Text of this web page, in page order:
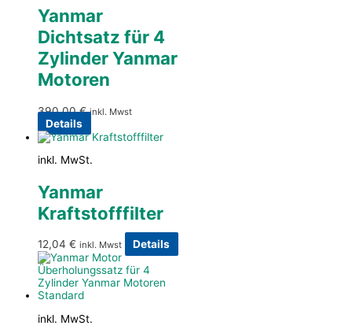
Yanmar
Dichtsatz für 4
Zylinder Yanmar
Motoren
390,00€ inkl. Mwst
Details
inkl. MwSt.
Yanmar
Kraftstofffilter
12,04 € inkl. Mwst Details
inkl. MwSt.